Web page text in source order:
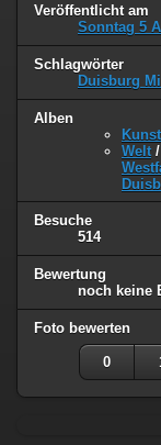
Veröffentlicht am
Sonntag 5
Schlagwörter
Duisburg
Alben
Welt /
Besuche
514
Bewertung
noch keine
Foto bewerten
0